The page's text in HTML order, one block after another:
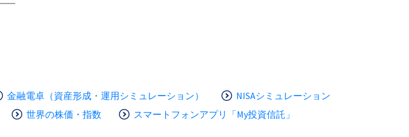
金融電卓（資産形成・運用シミュレーション）
NISAシミュレーション
世界の株価・指数 スマートフォンアプリ「My投資信託」